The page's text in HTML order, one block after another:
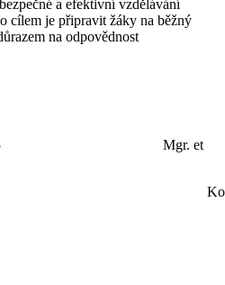
a efektivní vzdělávání
cílem je připravit žáky na běžný
na odpovědnost
1. 12. 2025 Mgr. et